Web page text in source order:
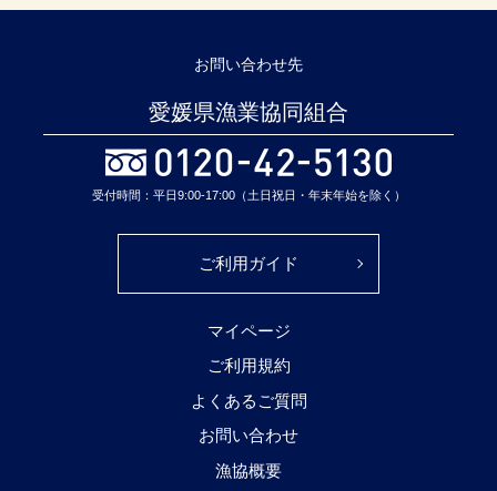
お問い合わせ先
愛媛県漁業協同組合
受付時間：平日9:00-17:00（土日祝日・年末年始を除く）
ご利用ガイド
マイページ
ご利用規約
よくあるご質問
お問い合わせ
漁協概要